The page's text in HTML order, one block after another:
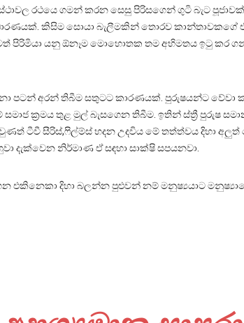
රථයෙ ගමන් කරන සෙසු පිරිසගෙන් ගුටි බැට
කිසිම සොයා බැලීමකින් තොරව
පිරිමියා යනු ඕනෑම මොහොතක තම අභිමතය ඉටු කර
පටන් අරන් තිබීම සතුටට කාරණයක්. පුරුෂයන්ට වේවා
ක්‍රමය තුළ මුල් බැසගෙන තිබීම. ඉතින් ස්ත්‍රී පුරුෂ
ටීවී සීරිස්,ෆිල්ම්ස් හදන උදවිය මේ තත්ත්වය දිහා
දැක්වෙන නිර්මාණ ඒ සඳහා සාක්ෂි සපයනවා.
දිහා බලන්න පුළුවන් නම් මනුෂ්‍යයාට